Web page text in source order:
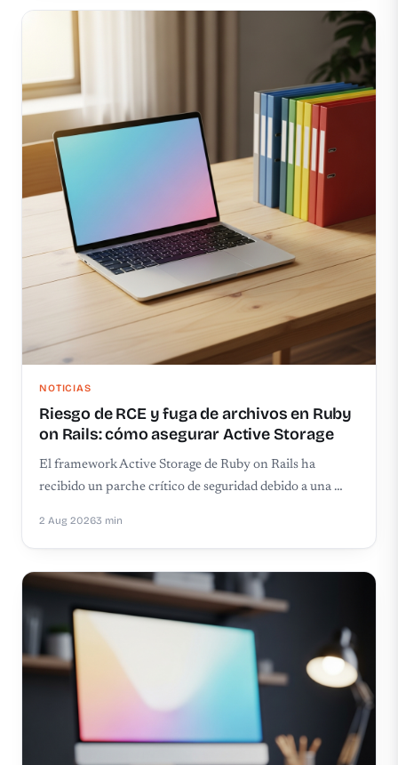
NOTICIAS
Riesgo de RCE y fuga de archivos en Ruby
on Rails: cómo asegurar Active Storage
El framework Active Storage de Ruby on Rails ha
recibido un parche crítico de seguridad debido a una …
2 Aug 20263 min